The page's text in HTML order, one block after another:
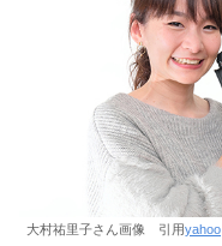
大村祐里子さん画像 引用yahoo